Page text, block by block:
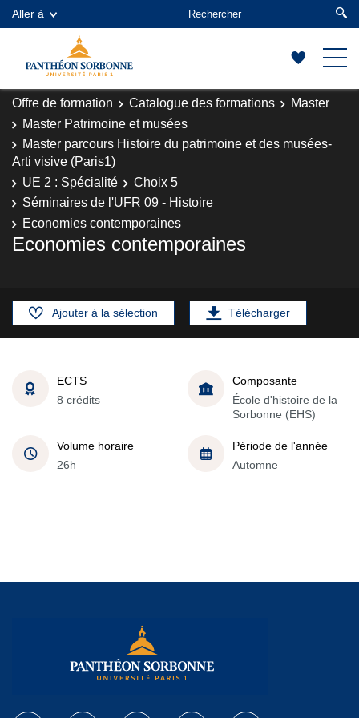
Aller à
Offre de formation Catalogue des formations
Master
Master Patrimoine et musées
Master parcours Histoire du patrimoine et des musées-
Arti visive (Paris1)
UE 2 : Spécialité
Choix 5
Séminaires de l'UFR 09 - Histoire
Economies contemporaines
Economies contemporaines
Ajouter à la sélection Télécharger
ECTS
8 crédits
Composante
École d'histoire de la
Sorbonne (EHS)
Volume horaire
26h
Période de l'année
Automne